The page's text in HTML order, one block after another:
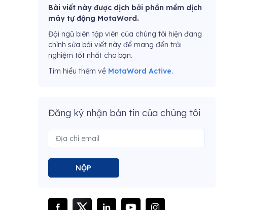
Bài viết này được dịch bởi phần mềm dịch
máy tự động MotaWord.
Đội ngũ biên tập viên của chúng tôi hiện đang
chỉnh sửa bài viết này để mang đến trải
nghiệm tốt nhất cho bạn.
Tìm hiểu thêm về MotaWord Active.
Đăng ký nhận bản tin của chúng tôi
NỘP